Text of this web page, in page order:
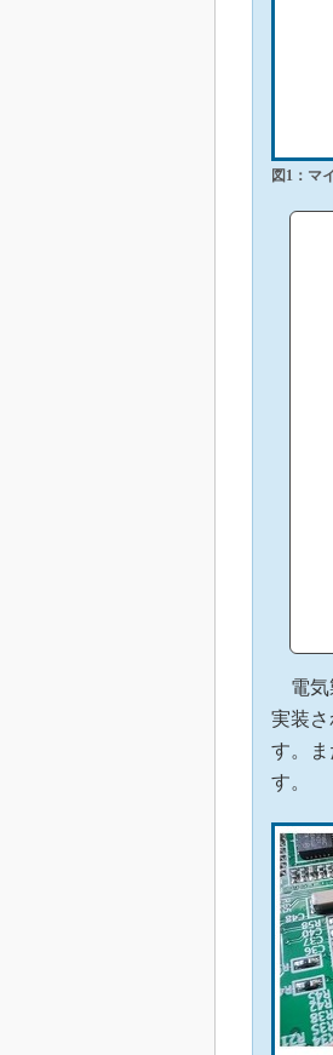
図1：マ
電気
実装さ
す。ま
す。